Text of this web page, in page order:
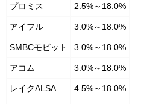
プロミス 2.5%～18.0%
アイフル 3.0%～18.0%
SMBCモビット 3.0%～18.0%
アコム 3.0%～18.0%
レイクALSA 4.5%～18.0%